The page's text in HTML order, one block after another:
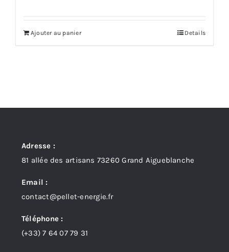
Ajouter au panier Details
Adresse :
81 allée des artisans 73260 Grand Aigueblanche
Email :
contact@pellet-energie.fr
Téléphone :
(+33)7 64 07 79 31